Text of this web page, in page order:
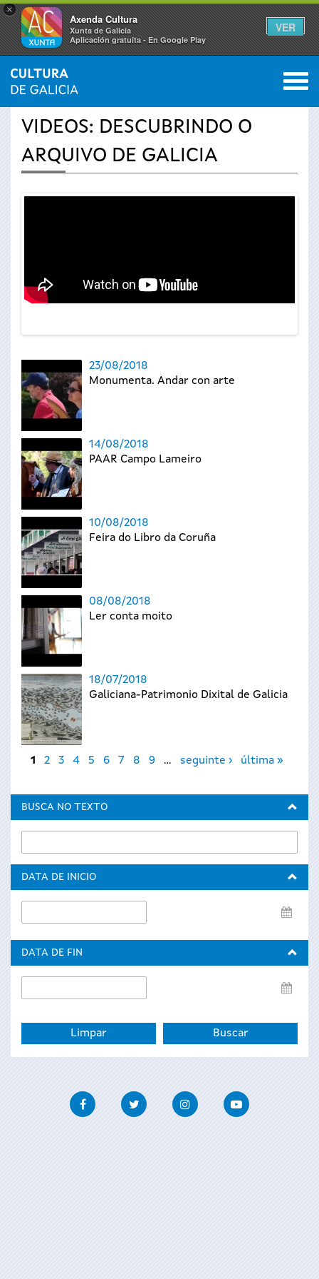
×
Axenda Cultura
Xunta de Galicia
Aplicación gratuíta - En Google Play
VER
Vostede
aquí
INICIO › ACTUALIDADE 0
VIDEOS: DESCUBRINDO O
ARQUIVO DE GALICIA
23/08/2018
Monumenta. Andar con arte
14/08/2018
PAAR Campo Lameiro
10/08/2018
Feira do Libro da Coruña
08/08/2018
Ler conta moito
18/07/2018
Galiciana-Patrimonio Dixital de Galicia
Páxinas
1 2 3 4 5 6 7 8 9 … seguinte › última »
BUSCA NO TEXTO
DATA DE INICIO
de
DATA DE FIN
de
FacebookTwitter InstagramYoutube